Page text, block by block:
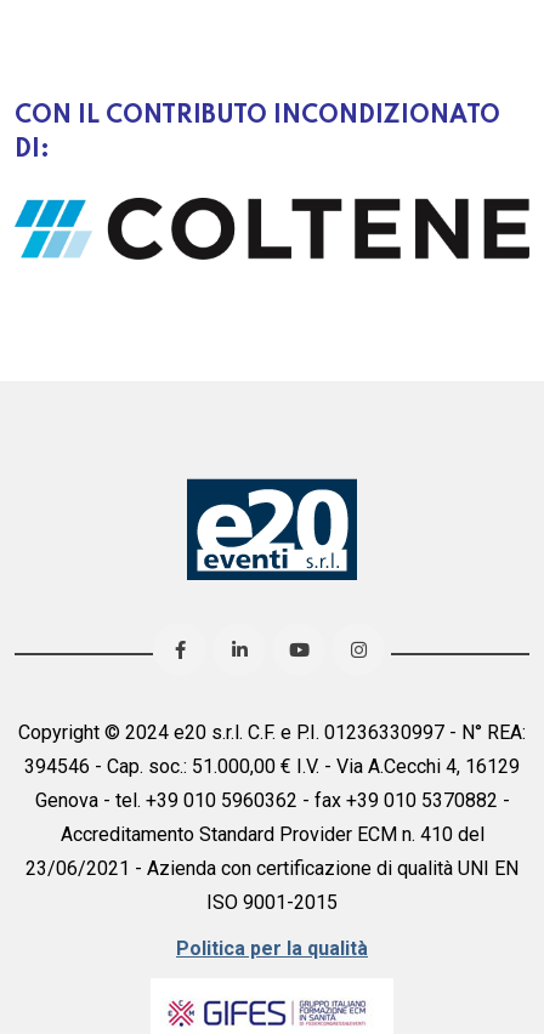
CON IL CONTRIBUTO INCONDIZIONATO
DI:
Copyright © 2024 e20 s.r.l. C.F. e P.I. 01236330997 - N° REA:
394546 - Cap. soc.: 51.000,00 € I.V. - Via A.Cecchi 4, 16129
Genova - tel. +39 010 5960362 - fax +39 010 5370882 -
Accreditamento Standard Provider ECM n. 410 del
23/06/2021 - Azienda con certificazione di qualità UNI EN
ISO 9001-2015
Politica per la qualità